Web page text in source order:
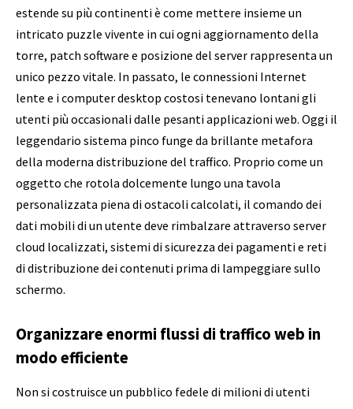
estende su più continenti è come mettere insieme un
intricato puzzle vivente in cui ogni aggiornamento della
torre, patch software e posizione del server rappresenta un
unico pezzo vitale. In passato, le connessioni Internet
lente e i computer desktop costosi tenevano lontani gli
utenti più occasionali dalle pesanti applicazioni web. Oggi il
leggendario sistema pinco funge da brillante metafora
della moderna distribuzione del traffico. Proprio come un
oggetto che rotola dolcemente lungo una tavola
personalizzata piena di ostacoli calcolati, il comando dei
dati mobili di un utente deve rimbalzare attraverso server
cloud localizzati, sistemi di sicurezza dei pagamenti e reti
di distribuzione dei contenuti prima di lampeggiare sullo
schermo.
Organizzare enormi flussi di traffico web in
modo efficiente
Non si costruisce un pubblico fedele di milioni di utenti